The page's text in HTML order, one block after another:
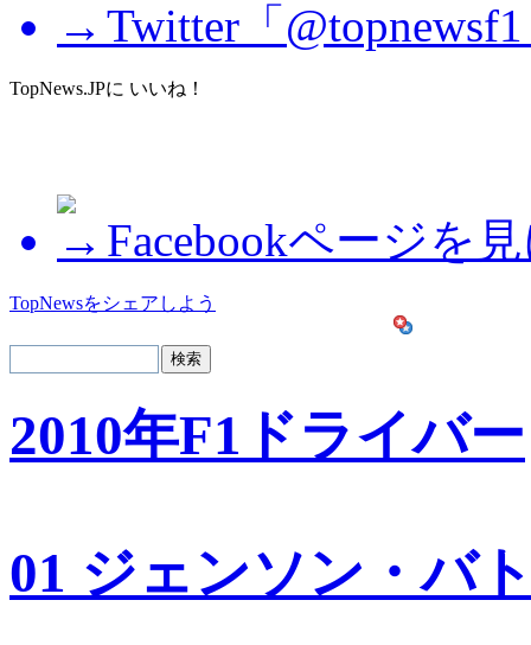
Twitter「
TopNews.JPに いいね！
Facebookページを
TopNewsをシェアしよう
2010年F1ドライバー
01 ジェンソン・バ